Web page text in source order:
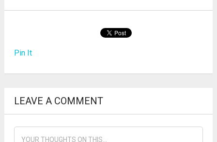
Pin It
LEAVE A COMMENT